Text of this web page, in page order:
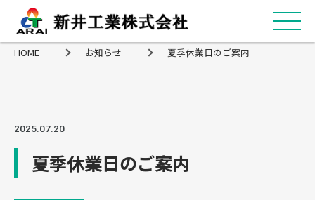
HOME お知らせ 夏季休業日のご案内
2025.07.20
夏季休業日のご案内